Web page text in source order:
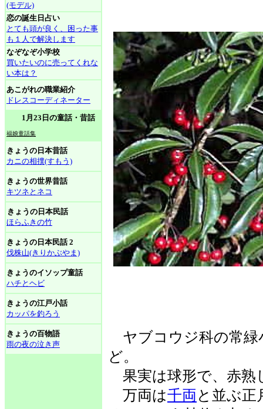
(モデル)
恋の誕生日占い
とても頭が良く、困った事
も１人で解決します
なぞなぞ小学校
買いたいのに売ってくれな
い本は？
あこがれの職業紹介
ドレスコーディネーター
1月23日の童話・昔話
福娘童話集
きょうの日本昔話
カニの相撲(すもう)
きょうの世界昔話
キツネとネコ
きょうの日本民話
ほらふきの竹
きょうの日本民話 2
伐株山(きりかぶやま)
きょうのイソップ童話
ハチとヘビ
きょうの江戸小話
カッパを釣ろう
きょうの百物語
雨の夜の泣き声
ヤブコウジ科の常緑
ど。
果実は球形で、赤熟
万両は千両 と並ぶ正